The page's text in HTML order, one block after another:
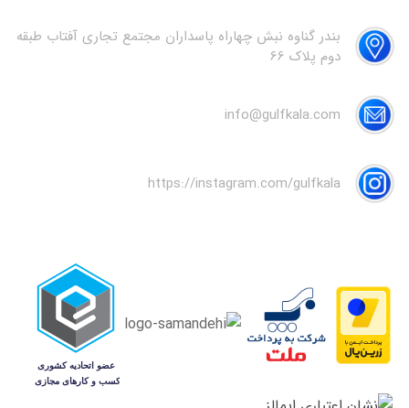
بندر گناوه نبش چهاراه پاسداران مجتمع تجاری آفتاب طبقه
دوم پلاک 66
info@gulfkala.com
https://instagram.com/gulfkala